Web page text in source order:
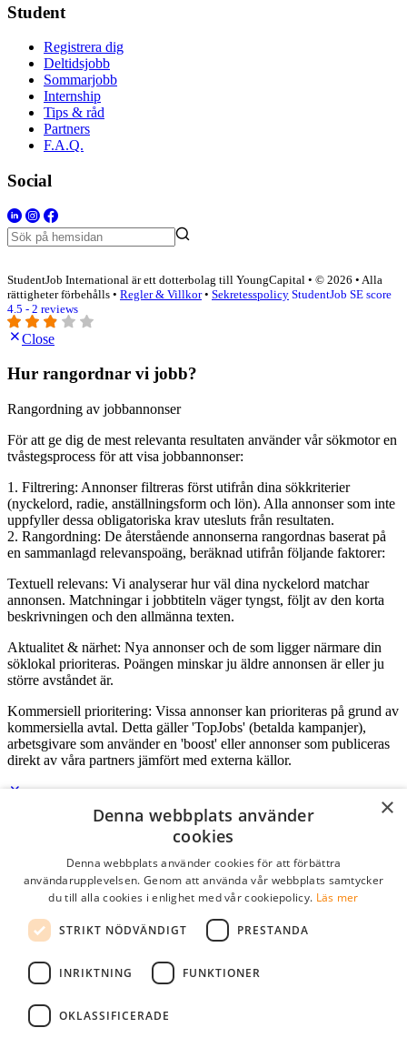
Student
Registrera dig
Deltidsjobb
Sommarjobb
Internship
Tips & råd
Partners
F.A.Q.
Social
StudentJob International är ett dotterbolag till YoungCapital • © 2026 • Alla
rättigheter förbehålls • Regler & Villkor• Sekretesspolicy StudentJob SE score
4.5 - 2 reviews
Close
Hur rangordnar vi jobb?
Rangordning av jobbannonser
För att ge dig de mest relevanta resultaten använder vår sökmotor en
tvåstegsprocess för att visa jobbannonser:
1. Filtrering: Annonser filtreras först utifrån dina sökkriterier
(nyckelord, radie, anställningsform och lön). Alla annonser som inte
uppfyller dessa obligatoriska krav utesluts från resultaten.
2. Rangordning: De återstående annonserna rangordnas baserat på
en sammanlagd relevanspoäng, beräknad utifrån följande faktorer:
Textuell relevans: Vi analyserar hur väl dina nyckelord matchar
annonsen. Matchningar i jobbtiteln väger tyngst, följt av den korta
beskrivningen och den allmänna texten.
Aktualitet & närhet: Nya annonser och de som ligger närmare din
söklokal prioriteras. Poängen minskar ju äldre annonsen är eller ju
större avståndet är.
Kommersiell prioritering: Vissa annonser kan prioriteras på grund av
kommersiella avtal. Detta gäller 'TopJobs' (betalda kampanjer),
arbetsgivare som använder en 'boost' eller annonser som publiceras
direkt av våra partners jämfört med externa källor.
Logga in som företag
Lösenord
kom ihåg mig
logga in
Kostnadsfri företagsprofil
×
Denna webbplats använder
cookies
Denna webbplats använder cookies för att förbättra
användarupplevelsen. Genom att använda vår webbplats samtycker
du till alla cookies i enlighet med vår cookiepolicy. Läs mer
STRIKT NÖDVÄNDIGT PRESTANDA
INRIKTNING FUNKTIONER
OKLASSIFICERADE